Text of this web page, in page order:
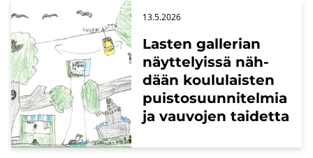
Las­ten gal­le­rian
näyt­te­lyis­sä näh­
dään kou­lu­lais­ten
puis­to­suun­ni­tel­mia
ja vau­vo­jen tai­det­ta
13.5.2026